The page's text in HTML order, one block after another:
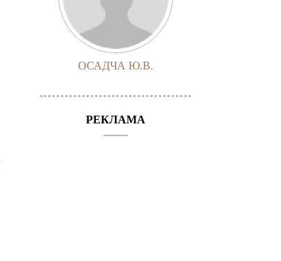
ОСАДЧА Ю.В.
РЕКЛАМА